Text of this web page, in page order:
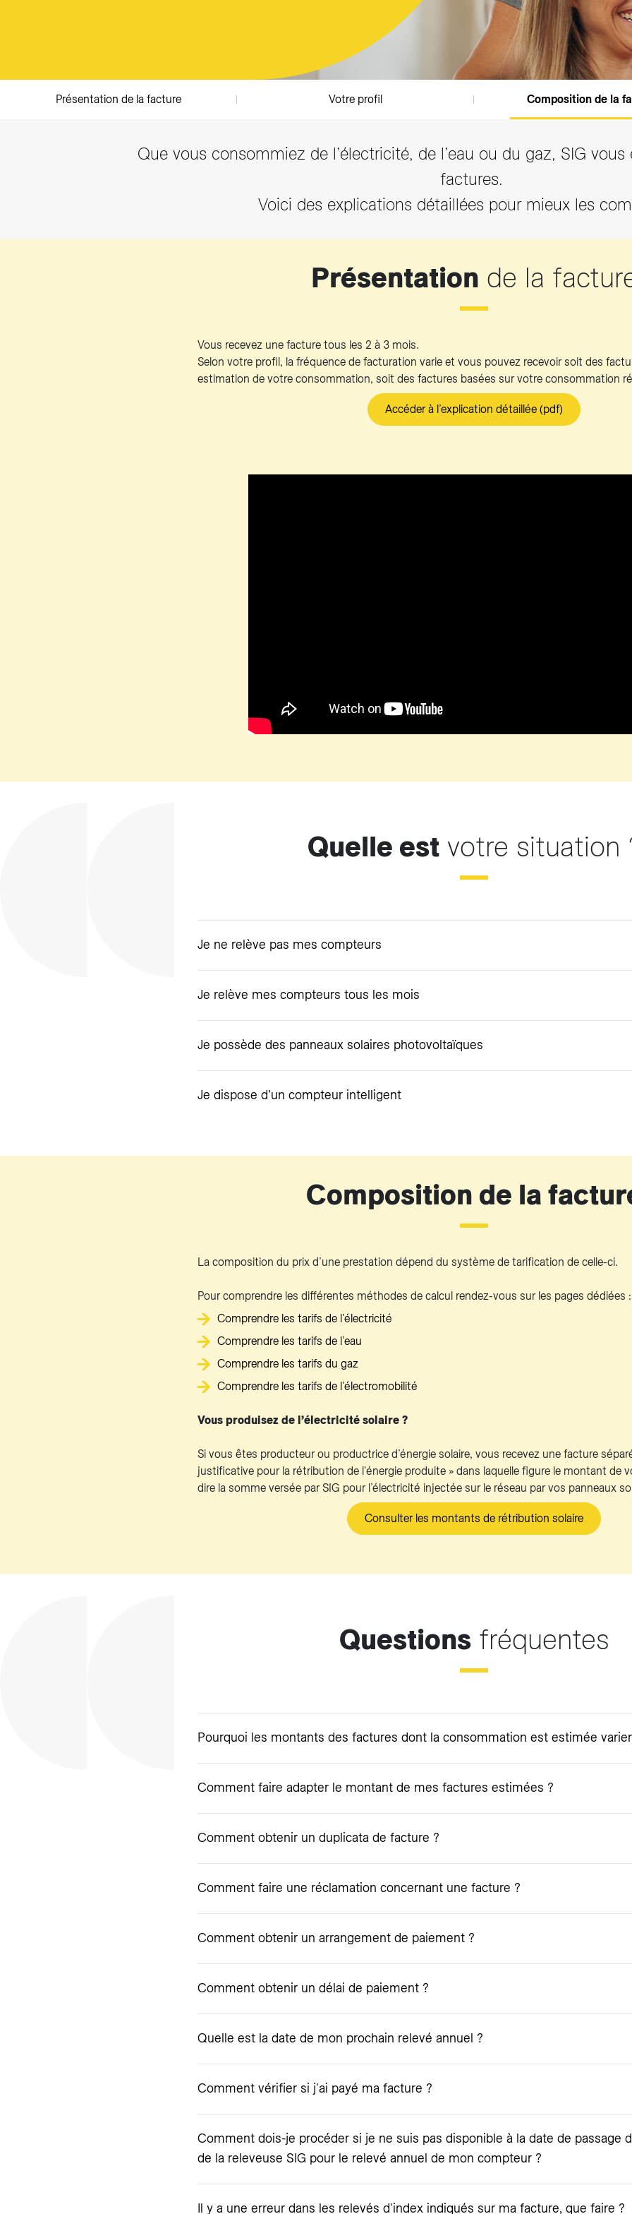
Biogaz et Fonds Gaz Vitale Vert
Tarifs et règlements
Présentation de la facture Votre profil Composition de la
Que vous consommiez de l’électricité, de l’eau ou du gaz, SIG
factures.
Voici des explications détaillées pour mieux les
Présentation de la
Vous recevez une facture tous les 2 à 3 mois.
Selon votre profil, la fréquence de facturation varie et vous pouvez recevoir soit des
estimation de votre consommation, soit des factures basées sur votre consommation
Accéder à l’explication détaillée (pdf)
Quelle estvotre situation
Je ne relève pas mes compteurs
Je relève mes compteurs tous les mois
Je possède des panneaux solaires photovoltaïques
Je dispose d’un compteur intelligent
Composition de la
La composition du prix d’une prestation dépend du système de tarification de celle-ci.
Pour comprendre les différentes méthodes de calcul rendez-vous sur les pages dédiées :
Comprendre les tarifs de l’électricité
Comprendre les tarifs de l’eau
Comprendre les tarifs du gaz
Comprendre les tarifs de l’électromobilité
Vous produisez de l’électricité solaire ?
Si vous êtes producteur ou productrice d’énergie solaire, vous recevez une facture
justificative pour la rétribution de l'énergie produite » dans laquelle figure le montant de
dire la somme versée par SIG pour l’électricité injectée sur le réseau par vos panneaux
Consulter les montants de rétribution solaire
Questionsfréquentes
Pourquoi les montants des factures dont la consommation est estimée
Comment faire adapter le montant de mes factures estimées ?
Comment obtenir un duplicata de facture ?
Comment faire une réclamation concernant une facture ?
Comment obtenir un arrangement de paiement ?
Comment obtenir un délai de paiement ?
Quelle est la date de mon prochain relevé annuel ?
Comment vérifier si j'ai payé ma facture ?
Comment dois-je procéder si je ne suis pas disponible à la date de passage
de la releveuse SIG pour le relevé annuel de mon compteur ?
Il y a une erreur dans les relevés d'index indiqués sur ma facture, que faire ?